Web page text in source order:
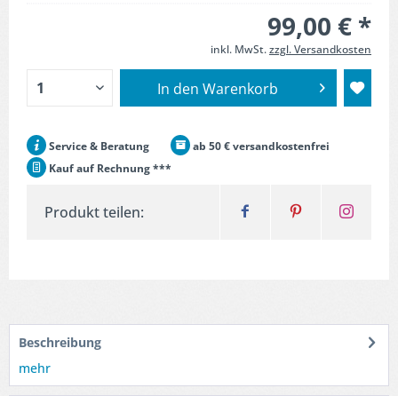
99,00 € *
inkl. MwSt.zzgl. Versandkosten
In den Warenkorb
Service & Beratung
ab 50 € versandkostenfrei
Kauf auf Rechnung ***
Produkt teilen:
Beschreibung
mehr